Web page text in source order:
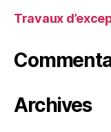
Travaux
Archives